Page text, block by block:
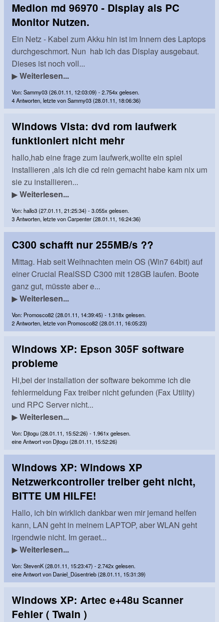
Medion md 96970 - Display als PC
Monitor Nutzen.
Ein Netz - Kabel zum Akku hin ist im Innern des Laptops
durchgeschmort. Nun hab ich das Display ausgebaut.
Dieses ist noch voll...
▶Weiterlesen...
Von: Sammy03 (26.01.11, 12:03:09) - 2.754x gelesen.
4 Antworten, letzte von Sammy03 (28.01.11, 18:06:36)
Windows Vista: dvd rom laufwerk
funktioniert nicht mehr
hallo,hab eine frage zum laufwerk,wollte ein spiel
installieren ,als ich die cd rein gemacht habe kam nix um
sie zu installieren...
▶Weiterlesen...
Von: hallo3 (27.01.11, 21:25:34) - 3.055x gelesen.
3 Antworten, letzte von Carpenter (28.01.11, 16:24:36)
C300 schafft nur 255MB/s ??
Mittag. Hab seit Weihnachten mein OS (Win7 64bit) auf
einer Crucial RealSSD C300 mit 128GB laufen. Boote
ganz gut, müsste aber e...
▶Weiterlesen...
Von: Promosco82 (28.01.11, 14:39:45) - 1.318x gelesen.
2 Antworten, letzte von Promosco82 (28.01.11, 16:05:23)
Windows XP: Epson 305F software
probleme
Hi,bei der installation der software bekomme ich die
fehlermeldung Fax treiber nicht gefunden (Fax Utility)
und RPC Server nicht...
▶Weiterlesen...
Von: Djtogu (28.01.11, 15:52:26) - 1.961x gelesen.
eine Antwort von Djtogu (28.01.11, 15:52:26)
Windows XP: Windows XP
Netzwerkcontroller treiber geht nicht,
BITTE UM HILFE!
Hallo, ich bin wirklich dankbar wen mir jemand helfen
kann, LAN geht in meinem LAPTOP, aber WLAN geht
irgendwie nicht. Im geraet...
▶Weiterlesen...
Von: StevenK (28.01.11, 15:23:47) - 2.742x gelesen.
eine Antwort von Daniel_Düsentrieb (28.01.11, 15:31:39)
Windows XP: Artec e+48u Scanner
Fehler ( Twain )